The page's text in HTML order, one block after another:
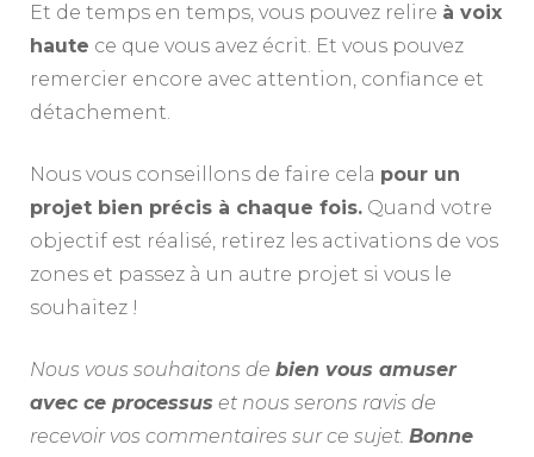
Et de temps en temps, vous pouvez relire à voix
haute ce que vous avez écrit. Et vous pouvez
remercier encore avec attention, confiance et
détachement.
Nous vous conseillons de faire cela pour un
projet bien précis à chaque fois. Quand votre
objectif est réalisé, retirez les activations de vos
zones et passez à un autre projet si vous le
souhaitez !
Nous vous souhaitons de bien vous amuser
avec ce processus et nous serons ravis de
recevoir vos commentaires sur ce sujet. Bonne